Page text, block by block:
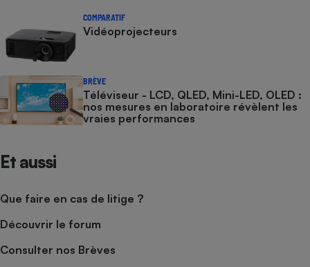
COMPARATIF
Vidéoprojecteurs
BRÈVE
Téléviseur - LCD, QLED, Mini-LED, OLED :
nos mesures en laboratoire révèlent les
vraies performances
Et aussi
Que faire en cas de litige ?
Découvrir le forum
Consulter nos Brèves